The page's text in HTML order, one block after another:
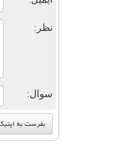
نظر:
سوال: